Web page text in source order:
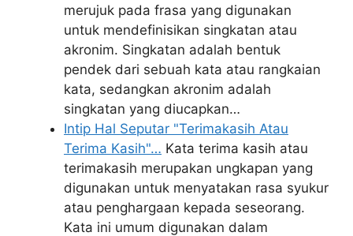
merujuk pada frasa yang digunakan
untuk mendefinisikan singkatan atau
akronim. Singkatan adalah bentuk
pendek dari sebuah kata atau rangkaian
kata, sedangkan akronim adalah
singkatan yang diucapkan…
Intip Hal Seputar "Terimakasih Atau
Terima Kasih"… Kata terima kasih atau
terimakasih merupakan ungkapan yang
digunakan untuk menyatakan rasa syukur
atau penghargaan kepada seseorang.
Kata ini umum digunakan dalam